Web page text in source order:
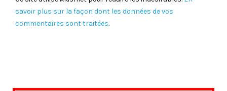
savoir plus sur la façon dont les données de vos
commentaires sont traitées.